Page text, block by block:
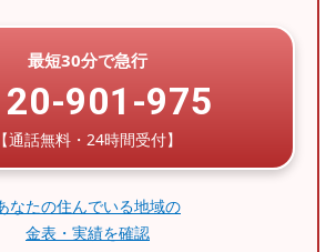
最短30分で急行
901-975
【通話無料・24時間受付】
なたの住んでいる地域の
金表・実績を確認